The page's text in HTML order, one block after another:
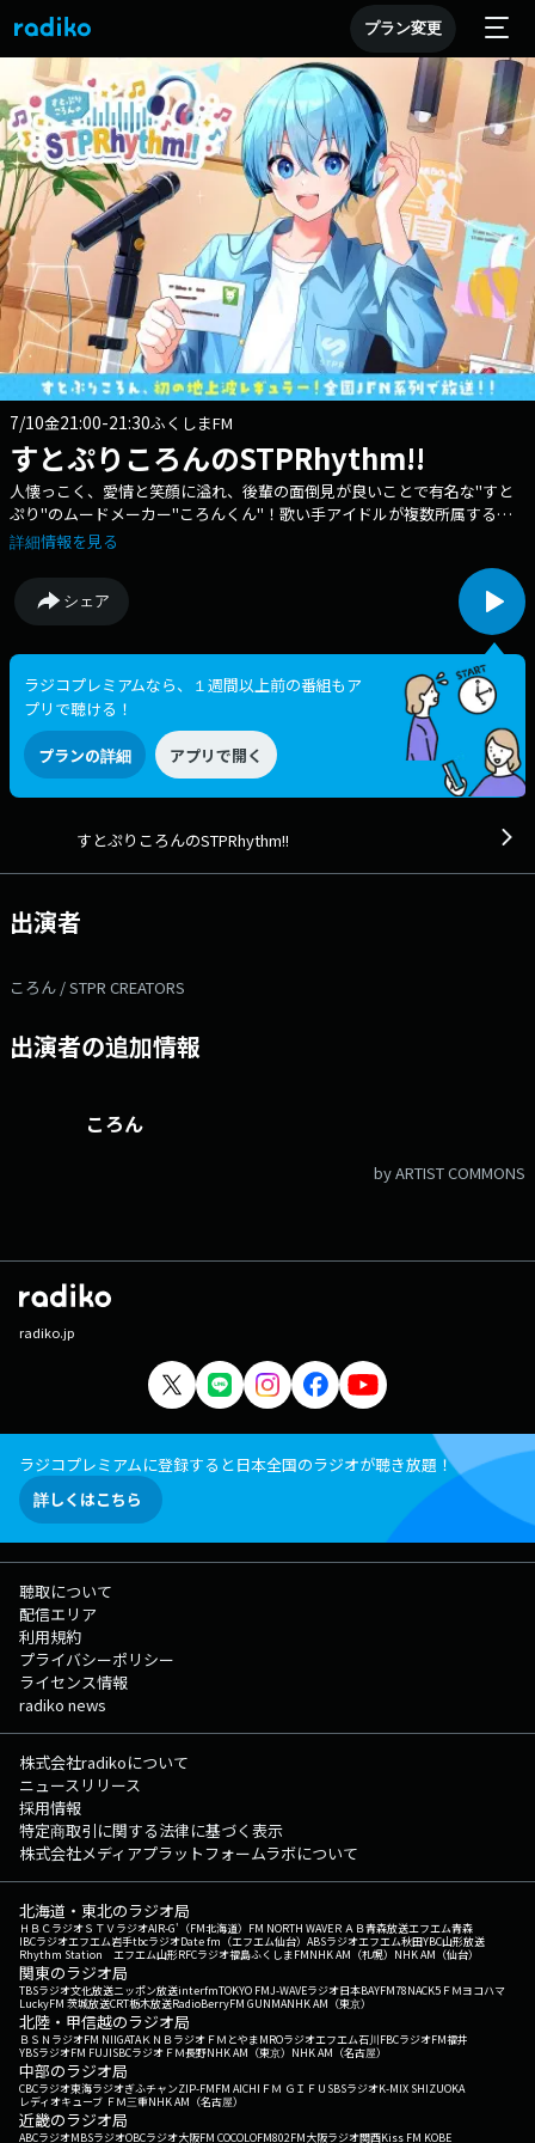
プラン変更
7/10金21:00-21:30ふくしまFM
すとぷりころんのSTPRhythm!!
人懐っこく、愛情と笑顔に溢れ、後輩の面倒見が良いことで有名な"すと
ぷり"のムードメーカー"ころんくん"！歌い手アイドルが複数所属する
STPRの後輩はころんくんのことを愛を込めて"師匠"と呼びます。今回、そ
迎え、地上波ラジオの世界へ挑戦！ 「すとぷり」「Knight A – 騎士A -」
「AMPTAKxCOLORS」「めておら – Meteorites -」「すにすて -
SneakerStep」STPRファミリーや、ころん師匠が気になっているあの有
名タレントがゲストで登場するかも！？ 番組Webサイト：https://jfn-
https://form.jfn.co.jp/stprhythm/message
詳細情報を見る
シェア
ラジコプレミアムなら、１週間以上前の番組もア
プリで聴ける！
プランの詳細 アプリで開く
すとぷりころんのSTPRhythm!!
出演者
ころん / STPR CREATORS
出演者の追加情報
ころん
by ARTIST COMMONS
radiko.jp
ラジコプレミアムに登録すると日本全国のラジオが聴き放題！
詳しくはこちら
聴取について
配信エリア
利用規約
プライバシーポリシー
ライセンス情報
radiko news
株式会社radikoについて
ニュースリリース
採用情報
特定商取引に関する法律に基づく表示
株式会社メディアプラットフォームラボについて
北海道・東北のラジオ局
ＨＢＣラジオＳＴＶラジオAIR-G'（FM北海道） FM NORTH WAVEＲＡＢ青森放送エフエム青森
IBCラジオエフエム岩手tbcラジオDate fm（エフエム仙台） ABSラジオエフエム秋田YBC山形放送
Rhythm Station エフエム山形RFCラジオ福島ふくしまFMNHK AM（札幌） NHK AM（仙台）
関東のラジオ局
TBSラジオ文化放送ニッポン放送interfmTOKYO FMJ-WAVEラジオ日本BAYFM78NACK5 ＦＭヨコハマ
LuckyFM 茨城放送CRT栃木放送RadioBerryFM GUNMANHK AM（東京）
北陸・甲信越のラジオ局
ＢＳＮラジオFM NIIGATAＫＮＢラジオ ＦＭとやまMROラジオエフエム石川FBCラジオFM福井
YBSラジオFM FUJISBCラジオ ＦＭ長野NHK AM（東京） NHK AM（名古屋）
中部のラジオ局
CBCラジオ東海ラジオぎふチャンZIP-FMFM AICHI ＦＭ ＧＩＦＵ SBSラジオK-MIX SHIZUOKA
レディオキューブ ＦＭ三重NHK AM（名古屋）
近畿のラジオ局
ABCラジオMBSラジオOBCラジオ大阪FM COCOLOFM802FM大阪ラジオ関西Kiss FM KOBE